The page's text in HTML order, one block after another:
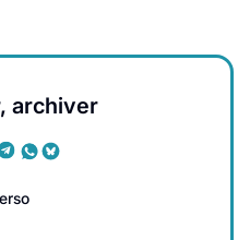
archiver